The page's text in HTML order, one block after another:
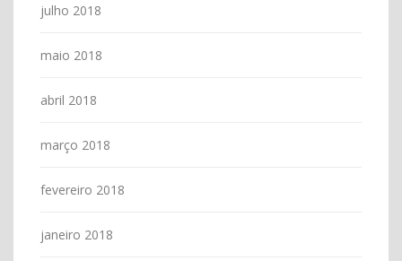
julho 2018
maio 2018
abril 2018
março 2018
fevereiro 2018
janeiro 2018